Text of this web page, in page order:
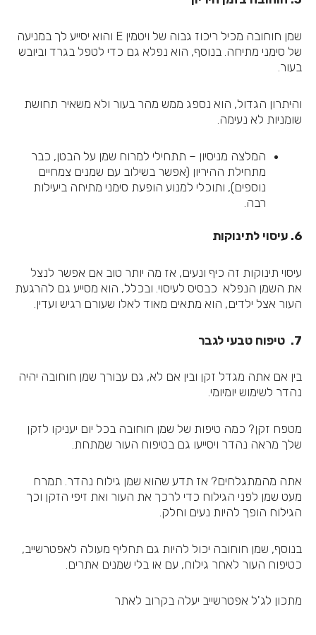
שמן חוחובה מכיל ריכוז גבוה של ויטמין E והוא יסייע לך במניעה
של סימני מתיחה. בנוסף, הוא נפלא גם כדי לטפל בגרד וביובש
בעור.
והיתרון הגדול, הוא נספג ממש מהר בעור ולא משאיר תחושת
שומניות לא נעימה.
המלצה מניסיון – תתחילי למרוח שמן על הבטן, כבר
מתחילת ההיריון (אפשר בשילוב עם שמנים צמחיים
נוספים), ותוכלי למנוע הופעת סימני מתיחה ביעילות
רבה.
6. עיסוי לתינוקות
עיסוי תינוקות זה כיף ונעים, אז מה יותר טוב אם אפשר לנצל
את השמן הנפלא כבסיס לעיסוי. ובכלל, הוא מסייע גם להרגעת
העור אצל ילדים, הוא מתאים מאוד לאלו שעורם רגיש ועדין.
7. טיפוח טבעי לגבר
בין אם אתה מגדל זקן ובין אם לא, גם עבורך שמן חוחובה יהיה
נהדר לשימוש יומיומי.
מטפח זקן? כמה טיפות של שמן חוחובה בכל יום יעניקו לזקן
שלך מראה נהדר ויסייעו גם בטיפוח העור שמתחת.
אתה מהמתגלחים? אז תדע שהוא שמן גילוח נהדר. תמרח
מעט שמן לפני הגילוח כדי לרכך את העור ואת זיפי הזקן וכך
הגילוח הופך להיות נעים וחלק.
בנוסף, שמן חוחובה יכול להיות גם תחליף מעולה לאפטרשייב,
כטיפוח העור לאחר גילוח, עם או בלי שמנים אתרים.
מתכון לג'ל אפטרשייב יעלה בקרוב לאתר